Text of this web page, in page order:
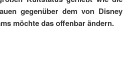
gegenüber dem von Disney
möchte das offenbar ändern.